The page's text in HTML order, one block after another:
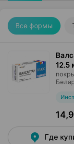
Все формы
12.5
Где